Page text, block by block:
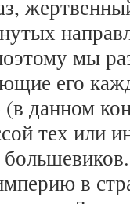
мы
его
данном
тех или
в